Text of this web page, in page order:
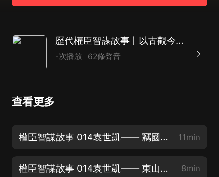
歷代權臣智謀故事丨以古觀今啟示人生丨宇文化及袁世凱
-次播放 62條聲音
查看更多
權臣智謀故事 014袁世凱—— 竊國大盜，逼清退位（四）大結局 11min
權臣智謀故事 014袁世凱—— 東山再起，成為首輔（三） 8min